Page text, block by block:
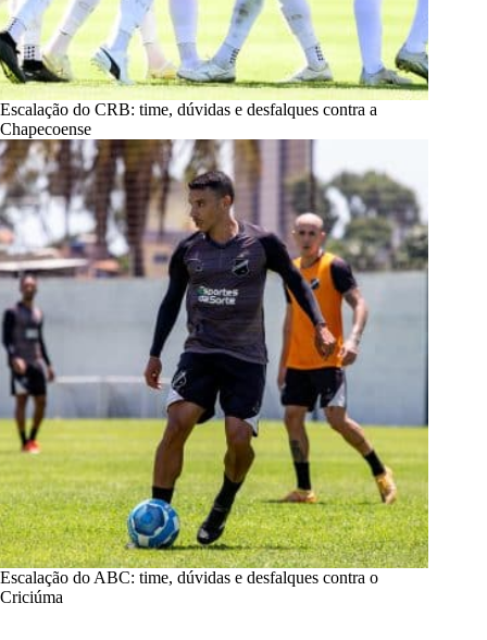
Escalação do CRB: time, dúvidas e desfalques contra a
Chapecoense
Escalação do ABC: time, dúvidas e desfalques contra o
Criciúma